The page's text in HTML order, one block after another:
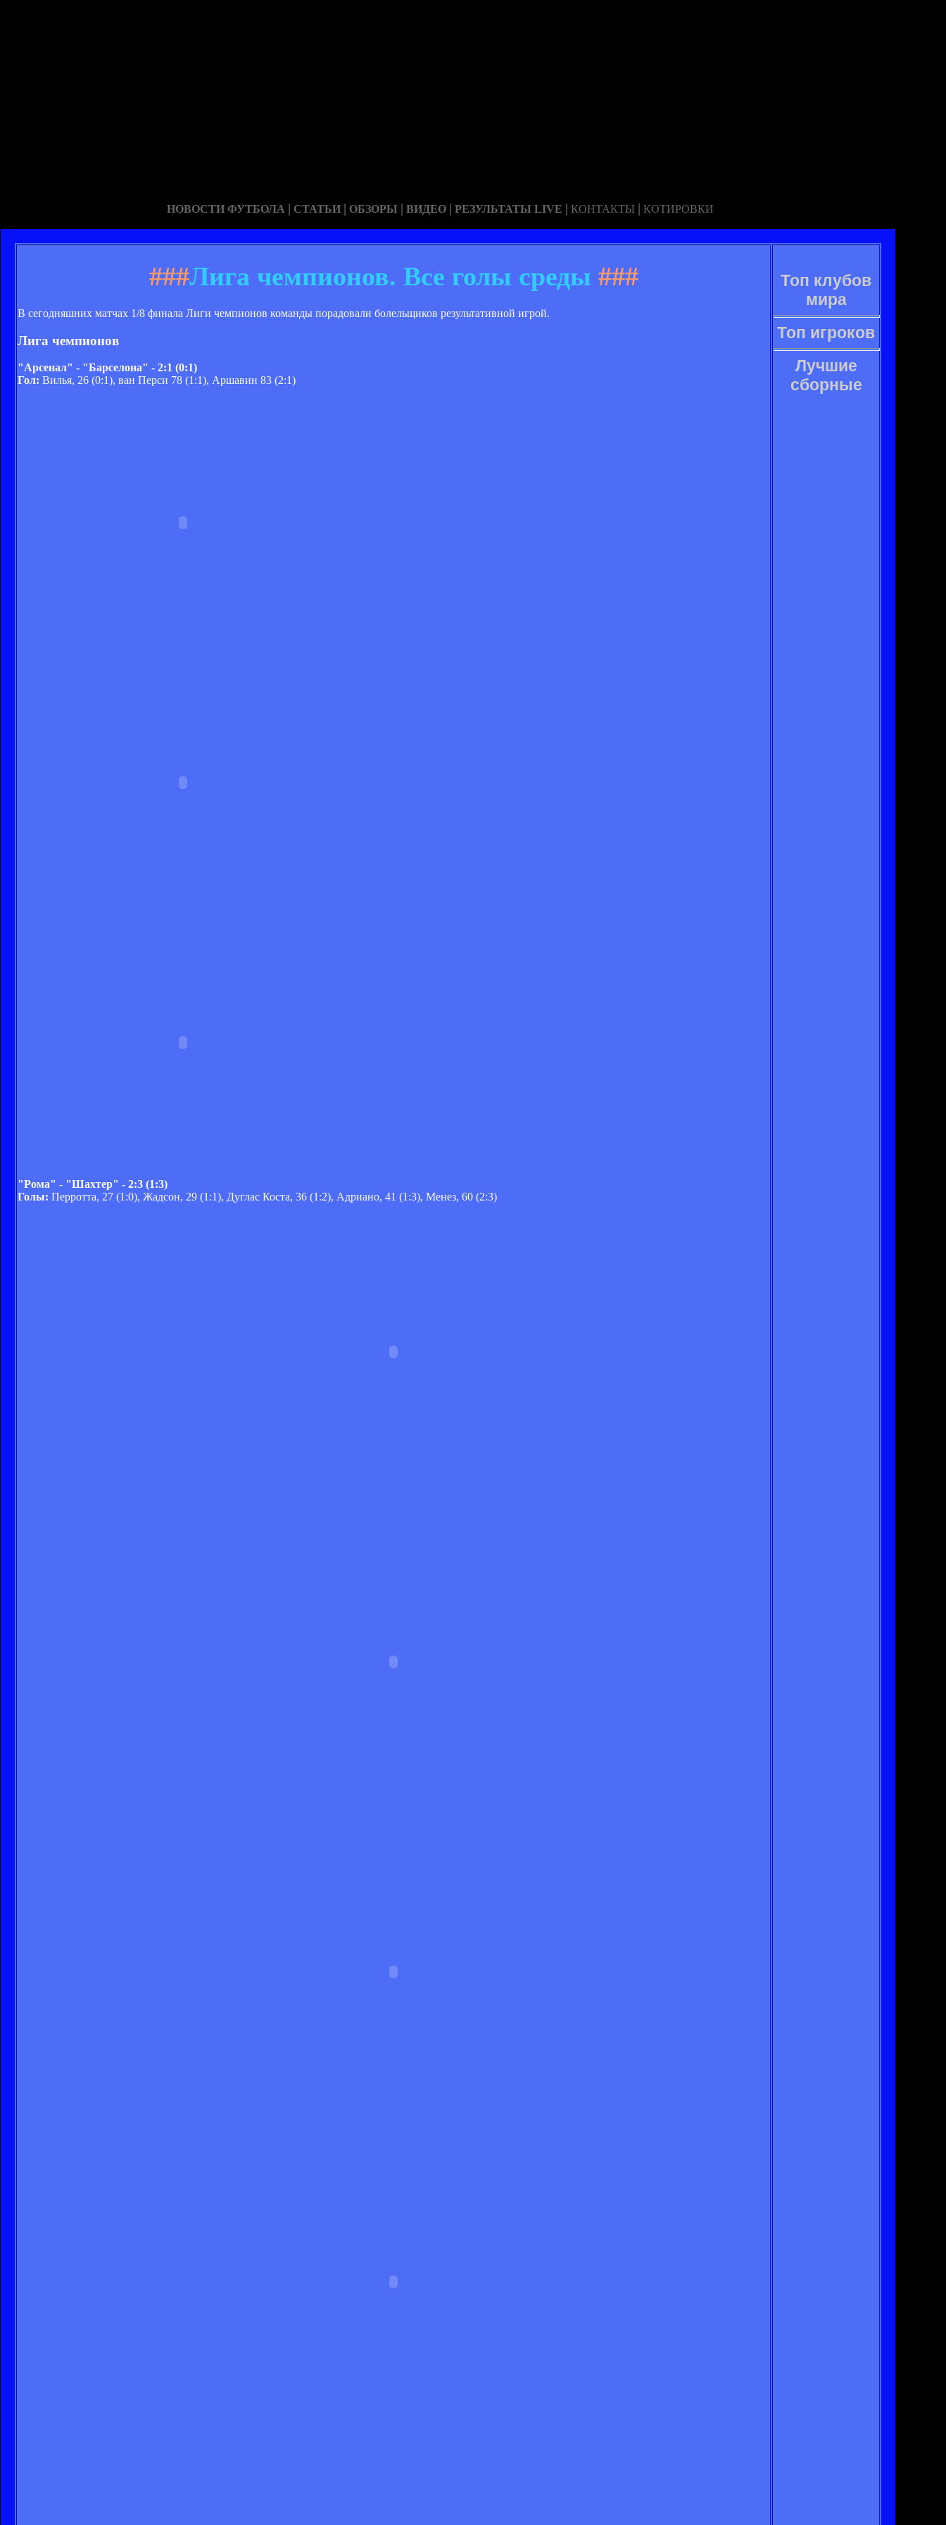
НОВОСТИ ФУТБОЛА | СТАТЬИ | ОБЗОРЫ | ВИДЕО | РЕЗУЛЬТАТЫ LIVE | КОНТАКТЫ | КОТИРОВКИ
###Лига чемпионов. Все голы среды ###
В сегодняшних матчах 1/8 финала Лиги чемпионов команды порадовали болельщиков результативной игрой.
Лига чемпионов
"Арсенал" - "Барселона" - 2:1 (0:1)
Гол: Вилья, 26 (0:1), ван Перси 78 (1:1), Аршавин 83 (2:1)
"Рома" - "Шахтер" - 2:3 (1:3)
Голы: Перротта, 27 (1:0), Жадсон, 29 (1:1), Дуглас Коста, 36 (1:2), Адриано, 41 (1:3), Менез, 60 (2:3)
Топ клубов
мира
Топ игроков
Лучшие
сборные